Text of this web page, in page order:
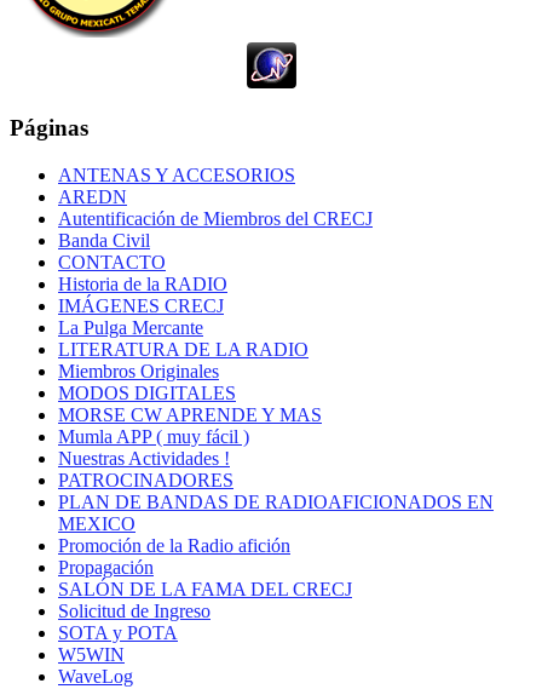
Páginas
ANTENAS Y ACCESORIOS
AREDN
Autentificación de Miembros del CRECJ
Banda Civil
CONTACTO
Historia de la RADIO
IMÁGENES CRECJ
La Pulga Mercante
LITERATURA DE LA RADIO
Miembros Originales
MODOS DIGITALES
MORSE CW APRENDE Y MAS
Mumla APP ( muy fácil )
Nuestras Actividades !
PATROCINADORES
PLAN DE BANDAS DE RADIOAFICIONADOS EN
MEXICO
Promoción de la Radio afición
Propagación
SALÓN DE LA FAMA DEL CRECJ
Solicitud de Ingreso
SOTA y POTA
W5WIN
WaveLog